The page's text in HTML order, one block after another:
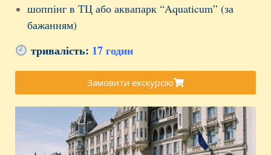
шоппінг в ТЦ або аквапарк “Aquaticum” (за
бажанням)
тривалість: 17 годин
Замовити екскурсію